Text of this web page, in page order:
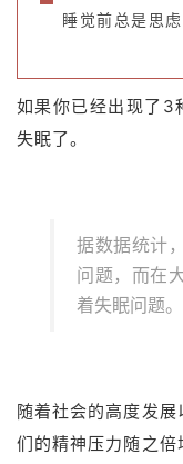
睡觉前总是思
如果你已经出现了3
失眠了。
据数据统计
问题，而在
着失眠问题。
随着社会的高度发
们的精神压力随之